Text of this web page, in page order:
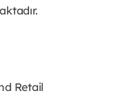
Retail